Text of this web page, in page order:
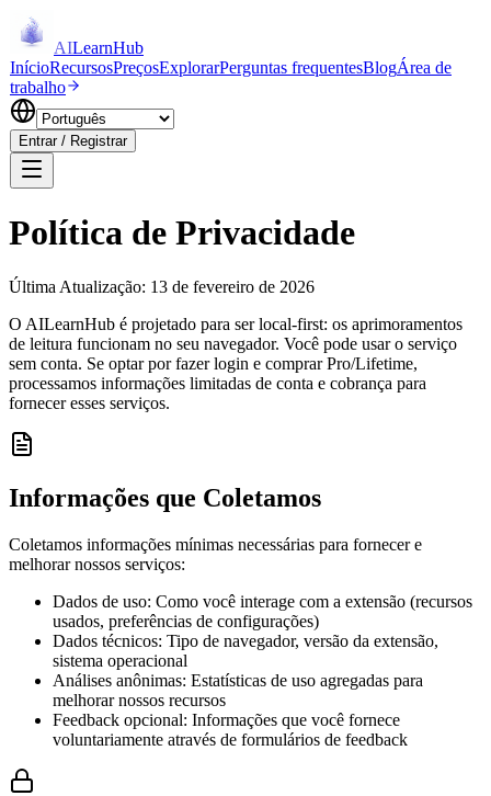
AILearnHub
InícioRecursosPreçosExplorarPerguntas frequentesBlogÁrea de
trabalho
Entrar / Registrar
Política de Privacidade
Última Atualização: 13 de fevereiro de 2026
O AILearnHub é projetado para ser local-first: os aprimoramentos
de leitura funcionam no seu navegador. Você pode usar o serviço
sem conta. Se optar por fazer login e comprar Pro/Lifetime,
processamos informações limitadas de conta e cobrança para
fornecer esses serviços.
Informações que Coletamos
Coletamos informações mínimas necessárias para fornecer e
melhorar nossos serviços:
Dados de uso: Como você interage com a extensão (recursos
usados, preferências de configurações)
Dados técnicos: Tipo de navegador, versão da extensão,
sistema operacional
Análises anônimas: Estatísticas de uso agregadas para
melhorar nossos recursos
Feedback opcional: Informações que você fornece
voluntariamente através de formulários de feedback